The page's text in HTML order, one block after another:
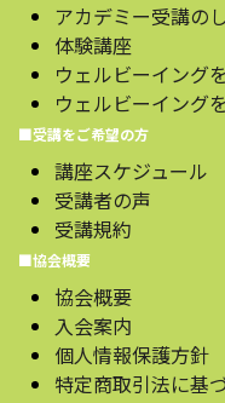
アカデミー受講の
体験講座
ウェルビーイング
ウェルビーイング
■受講をご希望の方
講座スケジュール
受講者の声
受講規約
■協会概要
協会概要
入会案内
個人情報保護方針
特定商取引法に基